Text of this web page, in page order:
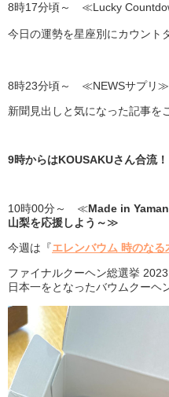
8時17分頃～ ≪Lucky
今日の運勢を星座別にカウント
8時23分頃～ ≪NEWSサプリ≫
新聞見出しと気になった記事を
9時からはKOUSAKUさん合流！
10時00分～ ≪Made in
山梨を応援しよう～≫
今週は『エレンバウム 時のな
ファイナルクーヘン総選挙 2023
日本一をとなったバウムクーヘ